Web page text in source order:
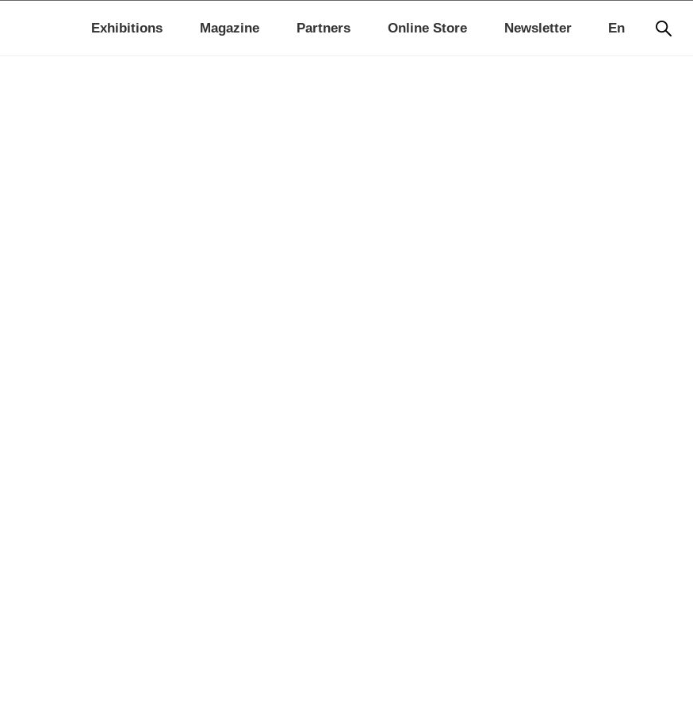
En
Exhibitions Magazine Partners Online Store Newsletter